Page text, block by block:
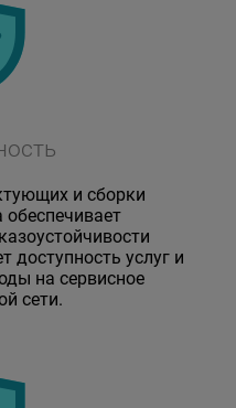
и сборки
доступность услуг и
на сервисное
сети.